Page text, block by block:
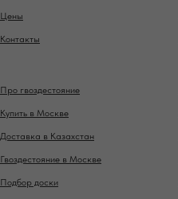
Цены
Контакты
Про гвоздестояние
Купить в Москве
Доставка в Казахстан
Гвоздестояние в Москве
Подбор доски